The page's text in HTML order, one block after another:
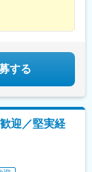
する
迎／堅実経